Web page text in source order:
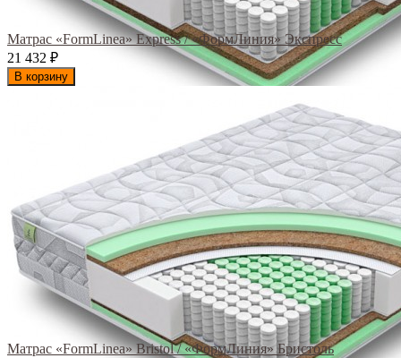
Матрас «FormLinea» Express / «ФормЛиния» Экспресс
21 432 ₽
В корзину
Матрас «FormLinea» Bristol / «ФормЛиния» Бристоль